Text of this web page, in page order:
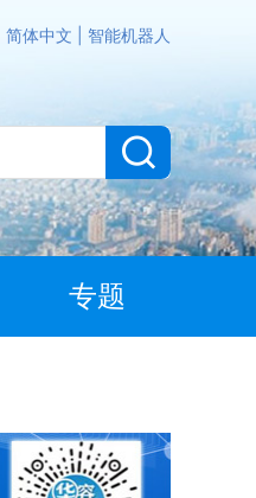
简体中文 智能机器人
专题